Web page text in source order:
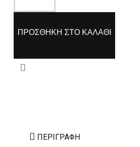
ΠΡΟΣΘΉΚΗ ΣΤΟ ΚΑΛΆΘΙ
ΠΕΡΙΓΡΑΦΉ